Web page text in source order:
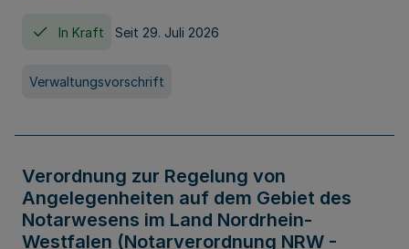
In Kraft Seit 29. Juli 2026
Verwaltungsvorschrift
Verordnung zur Regelung von
Angelegenheiten auf dem Gebiet des
Notarwesens im Land Nordrhein-
Westfalen (Notarverordnung NRW -